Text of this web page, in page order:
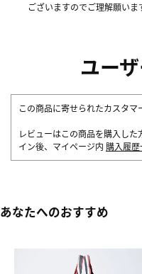
ございますのでご理解願いま
ユー
この商品に寄せられたカスタマ
レビューはこの商品を購入し
イン後、マイページ内 購入履
あなたへのおすすめ